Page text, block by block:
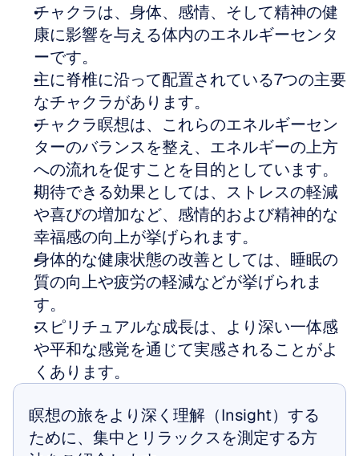
チャクラは、身体、感情、そして精神の健
康に影響を与える体内のエネルギーセンタ
ーです。
主に脊椎に沿って配置されている7つの主要
なチャクラがあります。
チャクラ瞑想は、これらのエネルギーセン
ターのバランスを整え、エネルギーの上方
への流れを促すことを目的としています。
期待できる効果としては、ストレスの軽減
や喜びの増加など、感情的および精神的な
幸福感の向上が挙げられます。
身体的な健康状態の改善としては、睡眠の
質の向上や疲労の軽減などが挙げられま
す。
スピリチュアルな成長は、より深い一体感
や平和な感覚を通じて実感されることがよ
くあります。
瞑想の旅をより深く理解（Insight）する
ために、集中とリラックスを測定する方